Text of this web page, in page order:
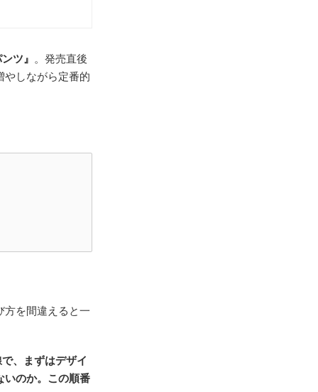
ツ』 。発売直後
やしながら定番的
方を間違えると一
、まずはデザイ
いのか。この順番